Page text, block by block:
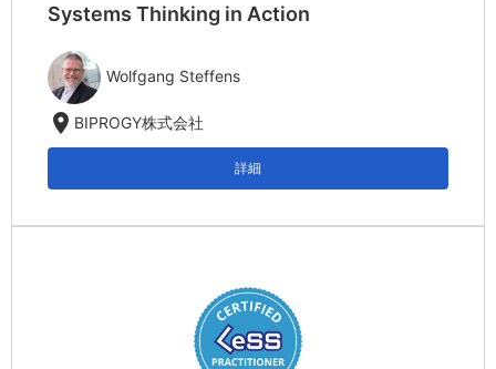
Systems Thinking in Action
Wolfgang Steffens
location_on BIPROGY株式会社
詳細